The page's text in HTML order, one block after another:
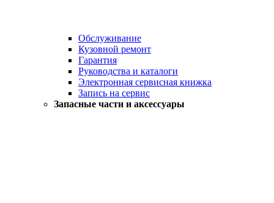
Обслуживание
Кузовной ремонт
Гарантия
Руководства и каталоги
Электронная сервисная книжка
Запись на сервис
Запасные части и аксессуары